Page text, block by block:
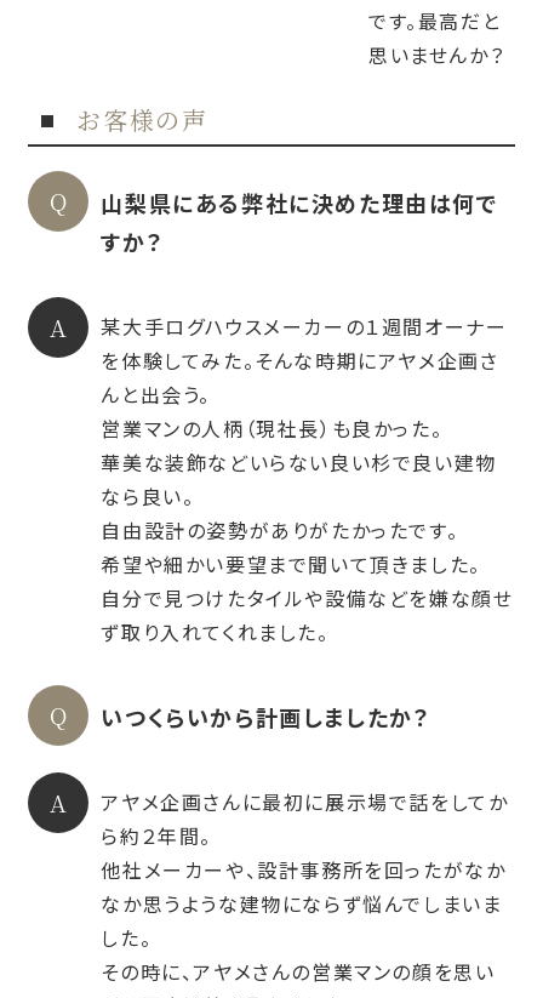
です。最高だと
思いませんか？
お客様の声
山梨県にある弊社に決めた理由は何で
すか？
某大手ログハウスメーカーの１週間オーナー
を体験してみた。そんな時期にアヤメ企画さ
んと出会う。
営業マンの人柄（現社長）も良かった。
華美な装飾などいらない良い杉で良い建物
なら良い。
自由設計の姿勢がありがたかったです。
希望や細かい要望まで聞いて頂きました。
自分で見つけたタイルや設備などを嫌な顔せ
ず取り入れてくれました。
いつくらいから計画しましたか？
アヤメ企画さんに最初に展示場で話をしてか
ら約２年間。
他社メーカーや、設計事務所を回ったがなか
なか思うような建物にならず悩んでしまいま
した。
その時に、アヤメさんの営業マンの顔を思い